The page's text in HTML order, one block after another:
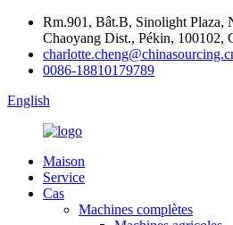
Rm.901, Bât.B, Sinolight Plaza,
Chaoyang Dist., Pékin, 100102,
0086-18810179789
English
Maison
Service
Cas
Machines complètes